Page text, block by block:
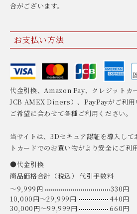
合がございます。
お支払い方法
代金引換、Amazon Pay、クレジットカ
JCB AMEX Diners）、PayPayがご利用
ご希望に合わせて各種ご利用ください。
当サイトは、3Dセキュア認証を導入して
トカードでのお買い物がより安全にご利
●代金引換
商品価格合計（税込） 代引手数料
〜9,999円
330円
10,000円〜29,999円
440円
30,000円〜99,999円
660円